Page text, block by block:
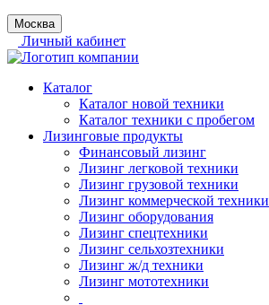
Москва
Личный кабинет
Каталог
Каталог новой техники
Каталог техники с пробегом
Лизинговые продукты
Финансовый лизинг
Лизинг легковой техники
Лизинг грузовой техники
Лизинг коммерческой техники
Лизинг оборудования
Лизинг спецтехники
Лизинг сельхозтехники
Лизинг ж/д техники
Лизинг мототехники